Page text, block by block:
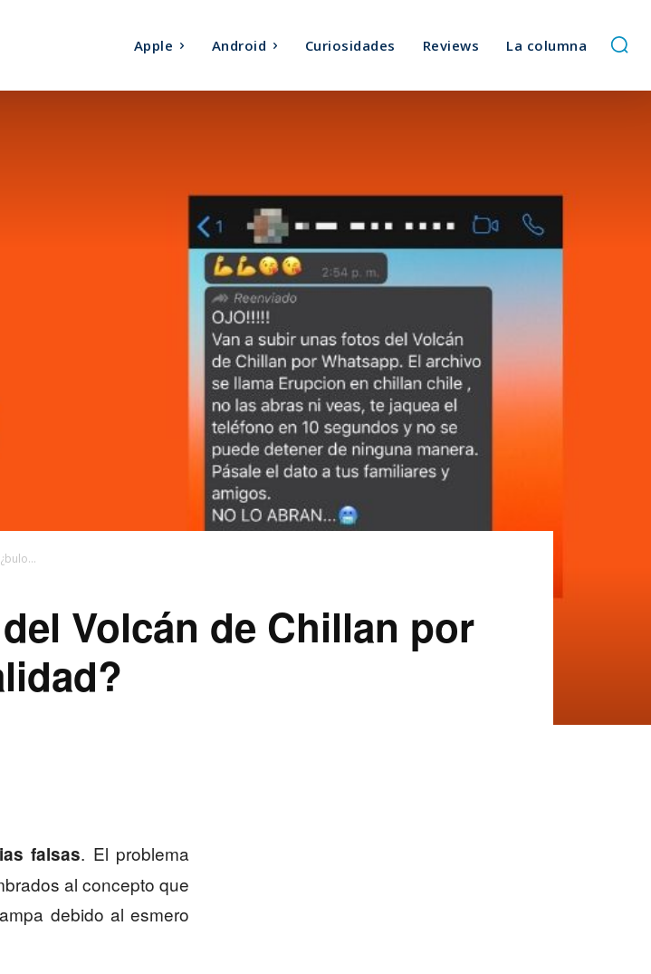
Apple Android Curiosidades Reviews La columna
Volcán de Chillan por
falsas. El problema
al concepto que
debido al esmero